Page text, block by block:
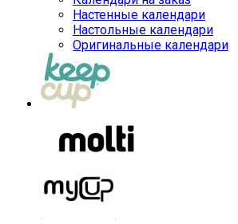
Настенные календари
Настольные календари
Оригинальные календари